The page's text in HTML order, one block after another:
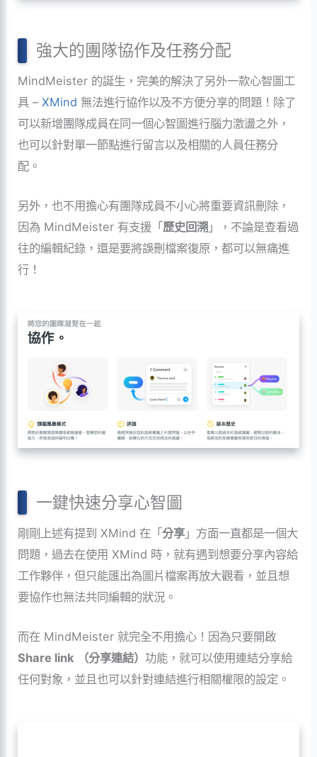
強大的團隊協作及任務分配
MindMeister 的誕生，完美的解決了另外一款心智圖工
具 –XMind 無法進行協作以及不方便分享的問題！除了
可以新增團隊成員在同一個心智圖進行腦力激盪之外，
也可以針對單一節點進行留言以及相關的人員任務分
配。
另外，也不用擔心有團隊成員不小心將重要資訊刪除，
因為 MindMeister 有支援「 歷史回溯 」，不論是查看過
往的編輯紀錄，還是要將誤刪檔案復原，都可以無痛進
行！
一鍵快速分享心智圖
剛剛上述有提到 XMind 在「分享」方面一直都是一個大
問題，過去在使用 XMind 時，就有遇到想要分享內容給
工作夥伴，但只能匯出為圖片檔案再放大觀看，並且想
要協作也無法共同編輯的狀況。
而在 MindMeister 就完全不用擔心！因為只要開啟
Share link （分享連結）功能，就可以使用連結分享給
任何對象，並且也可以針對連結進行相關權限的設定。